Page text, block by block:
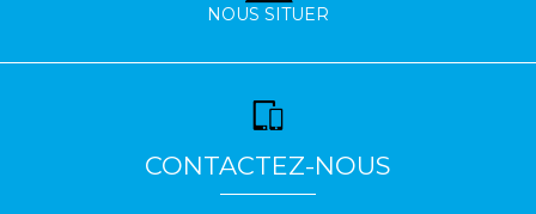
NOUS SITUER
CONTACTEZ-NOUS